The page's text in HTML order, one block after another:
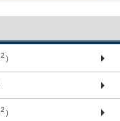
2 ）
2 ）